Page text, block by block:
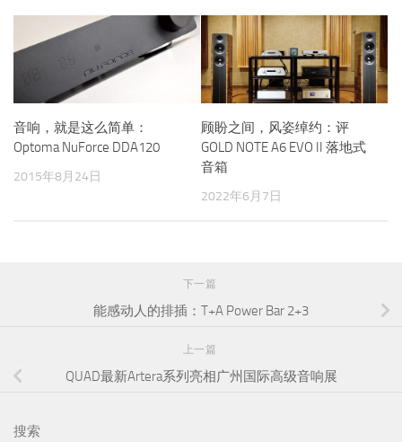
音响，就是这么简单：
Optoma NuForce DDA120
2015年8月24日
顾盼之间，风姿绰约：评
GOLD NOTE A6 EVO II 落地式
音箱
2022年6月7日
下一篇
能感动人的排插：T+A Power Bar 2+3
上一篇
QUAD最新Artera系列亮相广州国际高级音响展
搜索